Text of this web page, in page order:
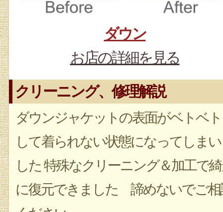
ダウン
お店の詳細を見る
クリーニング、修理解説
ダウンジャケットの表面がベトベト
して着られない状態になってしま
した 特殊なクリーニング＆加工で
に復元できました 諦めないでご相